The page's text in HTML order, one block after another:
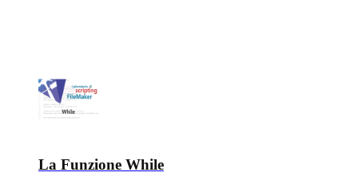
La Funzione While